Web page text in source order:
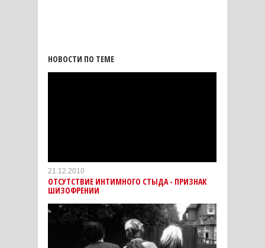
НОВОСТИ ПО ТЕМЕ
21.12.2010
ОТСУТСТВИЕ ИНТИМНОГО СТЫДА - ПРИЗНАК
ШИЗОФРЕНИИ